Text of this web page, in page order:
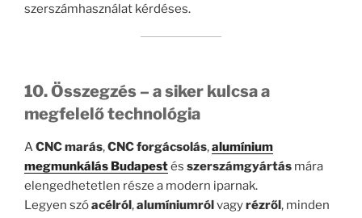
szerszámhasználat kérdéses.
10. Összegzés – a siker kulcsa a
megfelelő technológia
ACNC marás,CNC forgácsolás,alumínium
megmunkálás Budapestés szerszámgyártás mára
elengedhetetlen része a modern iparnak.
Legyen szóacélról,alumíniumrólvagyrézről, minden